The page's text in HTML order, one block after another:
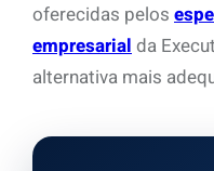
oferecidas pelos
empresarialda
alternativa mais